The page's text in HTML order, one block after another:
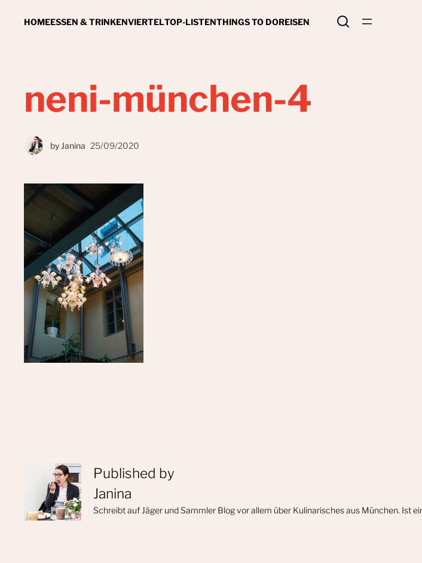
HOMEESSEN & TRINKENVIERTELTOP-LISTENTHINGS TO DOREISEN
neni-münchen-4
by Janina 25/09/2020
Published by
Janina
Schreibt auf Jäger und Sammler Blog vor allem über Kulinarisches aus München. Ist